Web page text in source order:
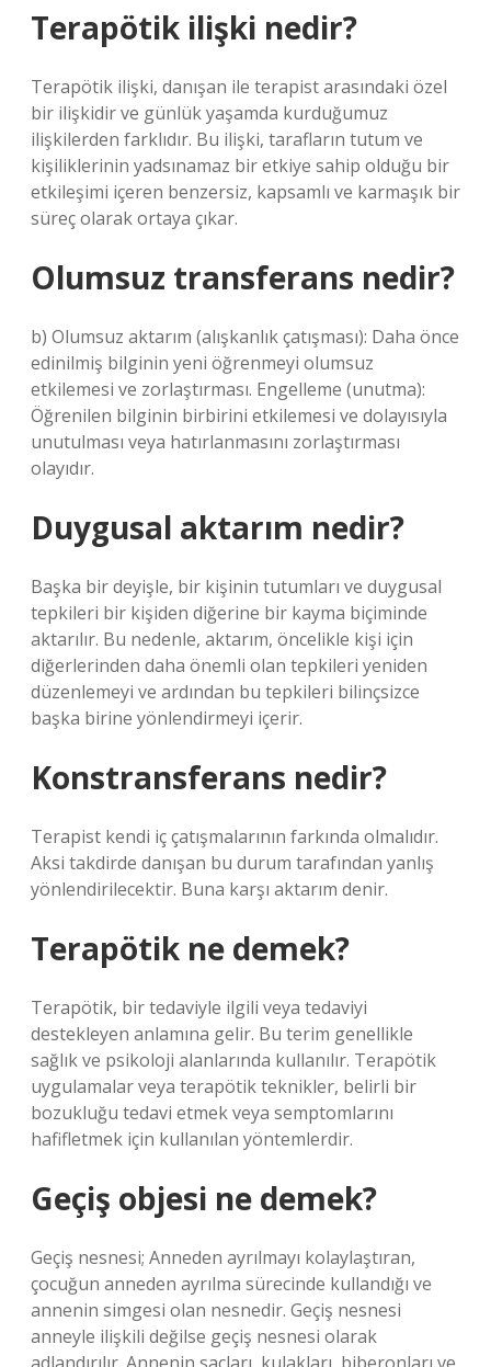
Terapötik ilişki nedir?
Terapötik ilişki, danışan ile terapist arasındaki özel
bir ilişkidir ve günlük yaşamda kurduğumuz
ilişkilerden farklıdır. Bu ilişki, tarafların tutum ve
kişiliklerinin yadsınamaz bir etkiye sahip olduğu bir
etkileşimi içeren benzersiz, kapsamlı ve karmaşık bir
süreç olarak ortaya çıkar.
Olumsuz transferans nedir?
b) Olumsuz aktarım (alışkanlık çatışması): Daha önce
edinilmiş bilginin yeni öğrenmeyi olumsuz
etkilemesi ve zorlaştırması. Engelleme (unutma):
Öğrenilen bilginin birbirini etkilemesi ve dolayısıyla
unutulması veya hatırlanmasını zorlaştırması
olayıdır.
Duygusal aktarım nedir?
Başka bir deyişle, bir kişinin tutumları ve duygusal
tepkileri bir kişiden diğerine bir kayma biçiminde
aktarılır. Bu nedenle, aktarım, öncelikle kişi için
diğerlerinden daha önemli olan tepkileri yeniden
düzenlemeyi ve ardından bu tepkileri bilinçsizce
başka birine yönlendirmeyi içerir.
Konstransferans nedir?
Terapist kendi iç çatışmalarının farkında olmalıdır.
Aksi takdirde danışan bu durum tarafından yanlış
yönlendirilecektir. Buna karşı aktarım denir.
Terapötik ne demek?
Terapötik, bir tedaviyle ilgili veya tedaviyi
destekleyen anlamına gelir. Bu terim genellikle
sağlık ve psikoloji alanlarında kullanılır. Terapötik
uygulamalar veya terapötik teknikler, belirli bir
bozukluğu tedavi etmek veya semptomlarını
hafifletmek için kullanılan yöntemlerdir.
Geçiş objesi ne demek?
Geçiş nesnesi; Anneden ayrılmayı kolaylaştıran,
çocuğun anneden ayrılma sürecinde kullandığı ve
annenin simgesi olan nesnedir. Geçiş nesnesi
anneyle ilişkili değilse geçiş nesnesi olarak